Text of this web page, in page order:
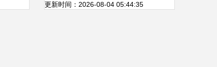
更新时间：2026-08-04 05:44:35